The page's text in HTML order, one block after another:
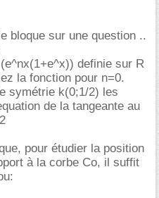
bloque sur une question ..
definie sur R
la fonction pour n=0.
symétrie k(0;1/2) les
de la tangeante au
pour étudier la position
à la corbe Co, il suffit